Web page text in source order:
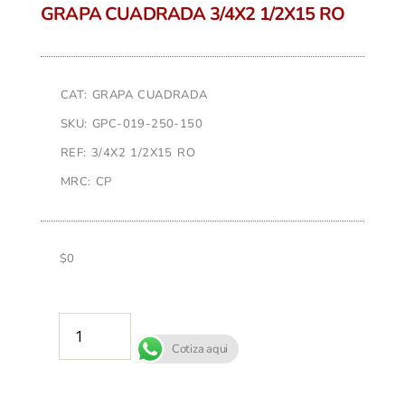
GRAPA CUADRADA 3/4X2 1/2X15 RO
CAT: GRAPA CUADRADA
SKU: GPC-019-250-150
REF: 3/4X2 1/2X15 RO
MRC: CP
$0
Cotiza aqui